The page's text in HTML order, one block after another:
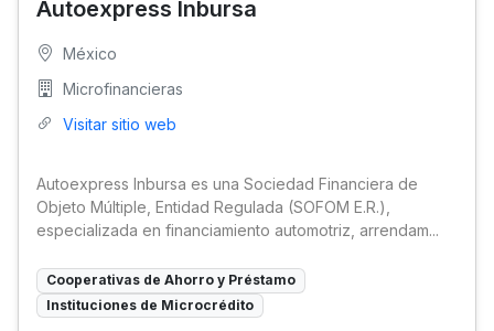
Autoexpress Inbursa
México
Microfinancieras
Visitar sitio web
Autoexpress Inbursa es una Sociedad Financiera de
Objeto Múltiple, Entidad Regulada (SOFOM E.R.),
especializada en financiamiento automotriz, arrendam...
Cooperativas de Ahorro y Préstamo
Instituciones de Microcrédito